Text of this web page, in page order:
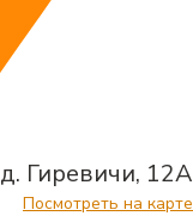
д. Гиревичи, 12А
Посмотреть на карте